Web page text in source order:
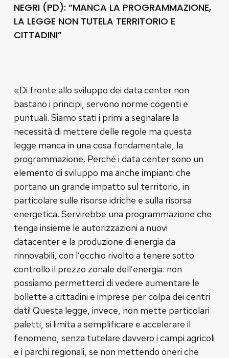
NEGRI (PD): “MANCA LA PROGRAMMAZIONE,
LA LEGGE NON TUTELA TERRITORIO E
CITTADINI”
«Di fronte allo sviluppo dei data center non
bastano i principi, servono norme cogenti e
puntuali. Siamo stati i primi a segnalare la
necessità di mettere delle regole ma questa
legge manca in una cosa fondamentale, la
programmazione. Perché i data center sono un
elemento di sviluppo ma anche impianti che
portano un grande impatto sul territorio, in
particolare sulle risorse idriche e sulla risorsa
energetica. Servirebbe una programmazione che
tenga insieme le autorizzazioni a nuovi
datacenter e la produzione di energia da
rinnovabili, con l’occhio rivolto a tenere sotto
controllo il prezzo zonale dell’energia: non
possiamo permetterci di vedere aumentare le
bollette a cittadini e imprese per colpa dei centri
dati! Questa legge, invece, non mette particolari
paletti, si limita a semplificare e accelerare il
fenomeno, senza tutelare davvero i campi agricoli
e i parchi regionali, se non mettendo oneri che